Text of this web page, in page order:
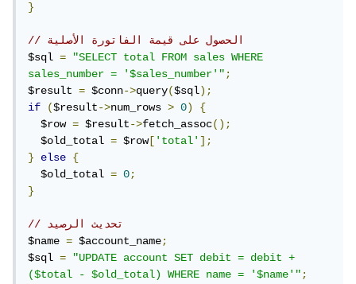
}
// الحصول على قيمة الفاتورة الأصلية
$sql =
"SELECT total FROM sales WHERE
sales_number = '$sales_number'";
$result = $conn->query($sql);
if
($result->num_rows > 0)
{
$row = $result->fetch_assoc();
$old_total = $row['total'];
}
else
{
$old_total = 0;
}
// تحديث الرصيد
$name = $account_name;
$sql =
"UPDATE account SET debit = debit +
($total - $old_total) WHERE name = '$name'";